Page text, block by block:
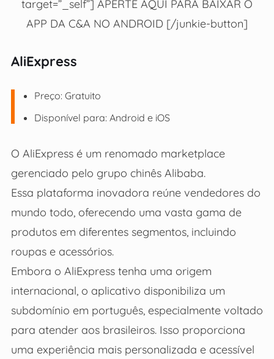
target=”_self”] APERTE AQUI PARA BAIXAR O
APP DA C&A NO ANDROID [/junkie-button]
AliExpress
Preço: Gratuito
Disponível para: Android e iOS
O AliExpress é um renomado marketplace
gerenciado pelo grupo chinês Alibaba.
Essa plataforma inovadora reúne vendedores do
mundo todo, oferecendo uma vasta gama de
produtos em diferentes segmentos, incluindo
roupas e acessórios.
Embora o AliExpress tenha uma origem
internacional, o aplicativo disponibiliza um
subdomínio em português, especialmente voltado
para atender aos brasileiros. Isso proporciona
uma experiência mais personalizada e acessível